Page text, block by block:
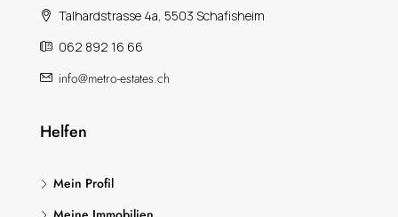
Talhardstrasse 4a, 5503 Schafisheim
062 892 16 66
info@metro-estates.ch
Helfen
Mein Profil